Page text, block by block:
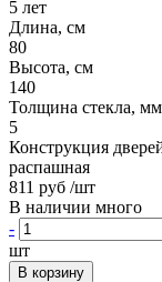
5 лет
Длина, см
80
Высота, см
140
Толщина стекла, мм
5
Конструкция
распашная
811 руб /шт
В наличии много
-
шт
В корзину